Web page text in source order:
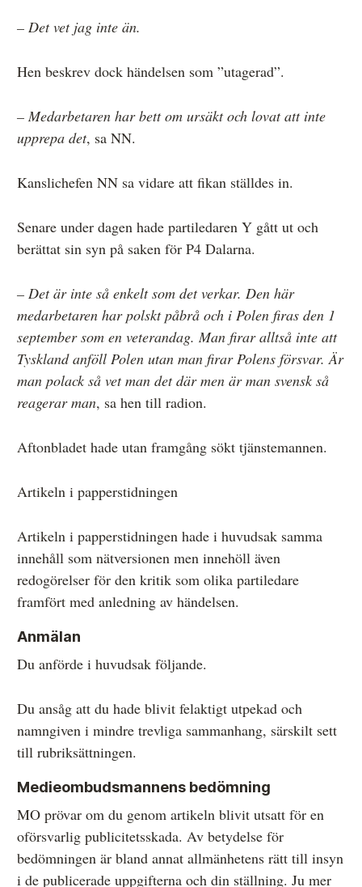
– Det vet jag inte än.
Hen beskrev dock händelsen som ”utagerad”.
– Medarbetaren har bett om ursäkt och lovat att inte
upprepa det, sa NN.
Kanslichefen NN sa vidare att fikan ställdes in.
Senare under dagen hade partiledaren Y gått ut och
berättat sin syn på saken för P4 Dalarna.
– Det är inte så enkelt som det verkar. Den här
medarbetaren har polskt påbrå och i Polen firas den 1
september som en veterandag. Man firar alltså inte att
Tyskland anföll Polen utan man firar Polens försvar. Är
man polack så vet man det där men är man svensk så
reagerar man, sa hen till radion.
Aftonbladet hade utan framgång sökt tjänstemannen.
Artikeln i papperstidningen
Artikeln i papperstidningen hade i huvudsak samma
innehåll som nätversionen men innehöll även
redogörelser för den kritik som olika partiledare
framfört med anledning av händelsen.
Anmälan
Du anförde i huvudsak följande.
Du ansåg att du hade blivit felaktigt utpekad och
namngiven i mindre trevliga sammanhang, särskilt sett
till rubriksättningen.
Medieombudsmannens bedömning
MO prövar om du genom artikeln blivit utsatt för en
oförsvarlig publicitetsskada. Av betydelse för
bedömningen är bland annat allmänhetens rätt till insyn
i de publicerade uppgifterna och din ställning. Ju mer